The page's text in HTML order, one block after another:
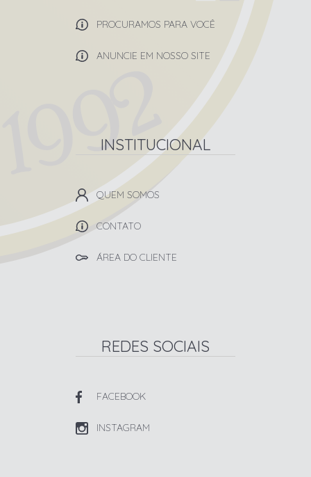
PROCURAMOS PARA VOCÊ
ANUNCIE EM NOSSO SITE
INSTITUCIONAL
QUEM SOMOS
CONTATO
ÁREA DO CLIENTE
REDES SOCIAIS
FACEBOOK
INSTAGRAM